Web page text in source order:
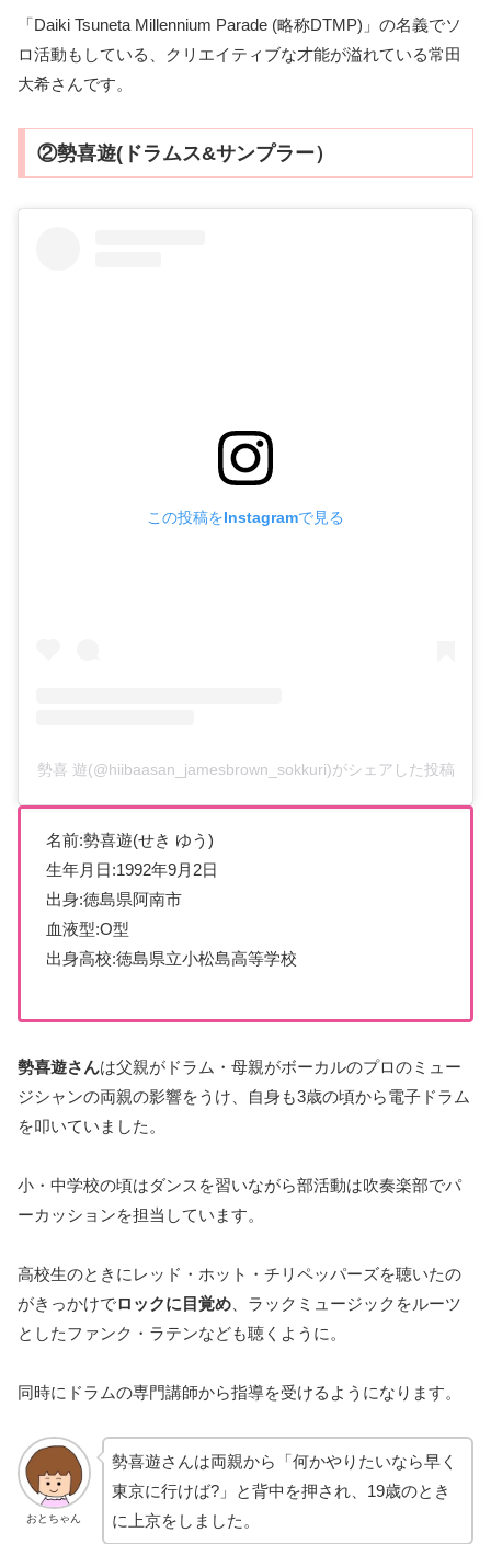
「Daiki Tsuneta Millennium Parade (略称DTMP)」の名義でソ
ロ活動もしている、クリエイティブな才能が溢れている常田
大希さんです。
②勢喜遊(ドラムス&サンプラー）
この投稿をInstagramで見る
勢喜 遊(@hiibaasan_jamesbrown_sokkuri)がシェアした投稿
名前:勢喜遊(せき ゆう)
生年月日:1992年9月2日
出身:徳島県阿南市
血液型:O型
出身高校:徳島県立小松島高等学校
勢喜遊さんは父親がドラム・母親がボーカルのプロのミュー
ジシャンの両親の影響をうけ、自身も3歳の頃から電子ドラム
を叩いていました。
小・中学校の頃はダンスを習いながら部活動は吹奏楽部でパ
ーカッションを担当しています。
高校生のときにレッド・ホット・チリペッパーズを聴いたの
がきっかけでロックに目覚め 、ラックミュージックをルーツ
としたファンク・ラテンなども聴くように。
同時にドラムの専門講師から指導を受けるようになります。
おとちゃん
勢喜遊さんは両親から「何かやりたいなら早く
東京に行けば?」と背中を押され、19歳のとき
に上京をしました。